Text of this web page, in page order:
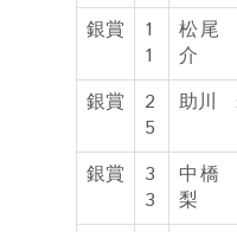
銀賞
1
1
松尾
介
銀賞
2
5
助川
銀賞
3
3
中橋
梨